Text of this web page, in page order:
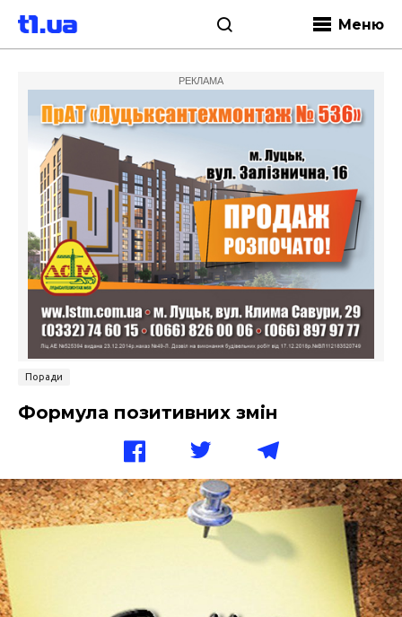
Меню
РЕКЛАМА
Поради
Формула позитивних змін